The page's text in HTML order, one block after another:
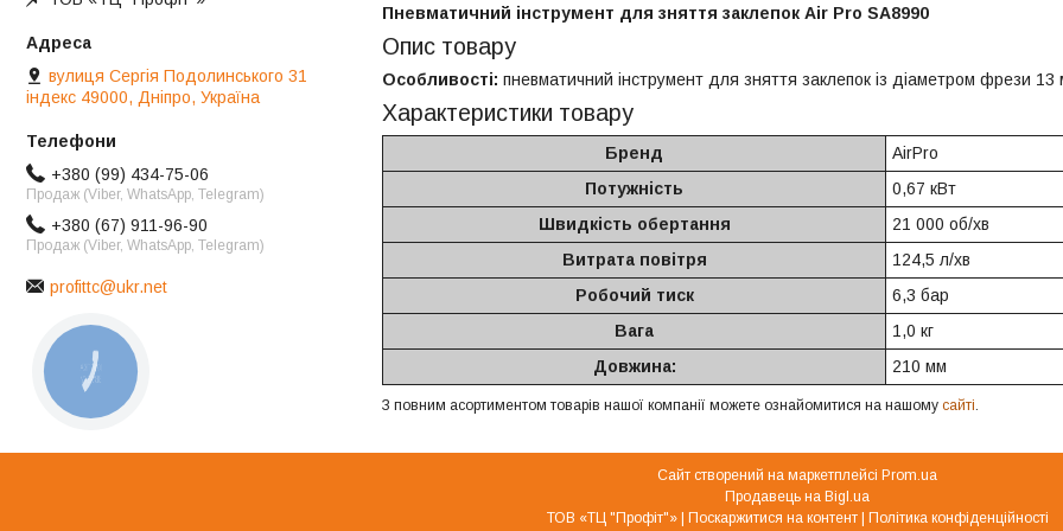
Пневматичний інструмент для зняття заклепок Air Pro SA8990
Опис товару
Особливості: пневматичний інструмент для зняття заклепок із діаметром фрези 13
Характеристики товару
Бренд
AirPro
Потужність
0,67 кВт
Швидкість обертання
21 000 об/хв
Витрата повітря
124,5 л/хв
Робочий тиск
6,3 бар
Вага
1,0 кг
Довжина:
210 мм
З повним асортиментом товарів нашої компанії можете ознайомитися на нашому сайті
вулиця Сергія Подолинського 31
індекс 49000, Дніпро, Україна
+380 (99) 434-75-06
Продаж (Viber, WhatsApp, Telegram)
+380 (67) 911-96-90
Продаж (Viber, WhatsApp, Telegram)
profittc@ukr.net
Сайт створений на маркетплейсі Prom.ua
Продавець на Bigl.ua
ТОВ «ТЦ "Профіт"» | Поскаржитися на контент | Політика конфіденційності
КНОПКА
ЗВ'ЯЗКУ